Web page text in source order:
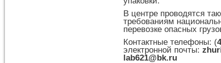
В центре проводятся
требованиям
перевозке опасных
Контактные телефоны: (
электронной почты:
lab621@bk.ru